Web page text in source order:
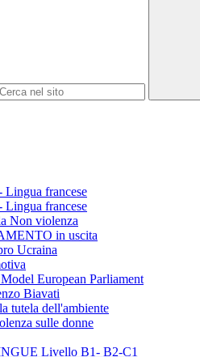
Lingua francese
Lingua francese
Non violenza
in uscita
Ucraina
European Parliament
Biavati
tutela dell'ambiente
sulle donne
Livello B1- B2-C1